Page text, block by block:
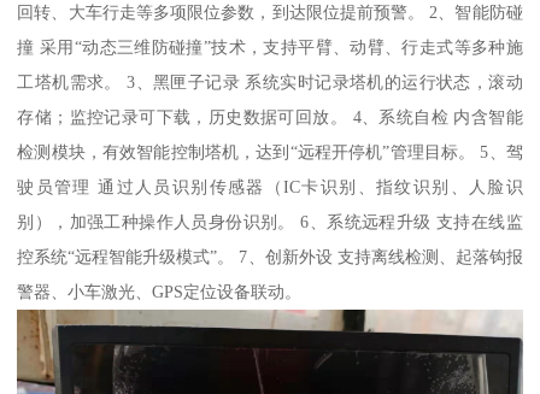
回转、大车行走等多项限位参数，到达限位提前预警。 2、智能防碰
撞 采用“动态三维防碰撞”技术，支持平臂、动臂、行走式等多种施
工塔机需求。 3、黑匣子记录 系统实时记录塔机的运行状态，滚动
存储；监控记录可下载，历史数据可回放。 4、系统自检 内含智能
检测模块，有效智能控制塔机，达到“远程开停机”管理目标。 5、驾
驶员管理 通过人员识别传感器（IC卡识别、指纹识别、人脸识
别），加强工种操作人员身份识别。 6、系统远程升级 支持在线监
控系统“远程智能升级模式”。 7、创新外设 支持离线检测、起落钩报
警器、小车激光、GPS定位设备联动。